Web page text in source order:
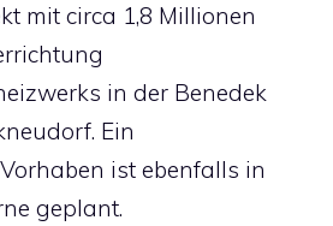
mit circa 1,8 Millionen
in der Benedek
Ein
ist ebenfalls in
geplant.